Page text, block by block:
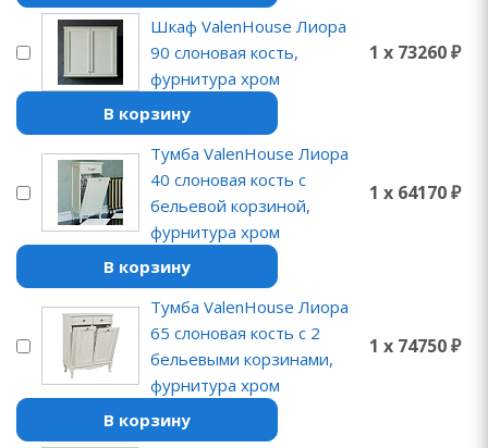
Шкаф ValenHouse Лиора
90 слоновая кость,
фурнитура хром
1 x 73260 ₽
В корзину
Тумба ValenHouse Лиора
40 слоновая кость с
бельевой корзиной,
фурнитура хром
1 x 64170 ₽
В корзину
Тумба ValenHouse Лиора
65 слоновая кость с 2
бельевыми корзинами,
фурнитура хром
1 x 74750 ₽
В корзину